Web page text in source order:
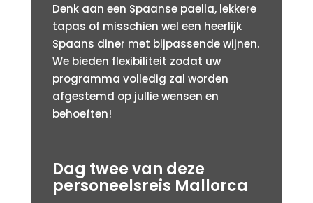
Denk aan een Spaanse paella, lekkere
tapas of misschien wel een heerlijk
Spaans diner met bijpassende wijnen.
We bieden flexibiliteit zodat uw
programma volledig zal worden
afgestemd op jullie wensen en
behoeften!
Dag twee van deze
personeelsreis Mallorca